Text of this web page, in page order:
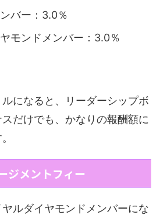
バー：3.0％
モンドメンバー：3.0％
になると、リーダーシップボ
だけでも、かなりの報酬額に
ジメントフィー
ルダイヤモンドメンバーにな